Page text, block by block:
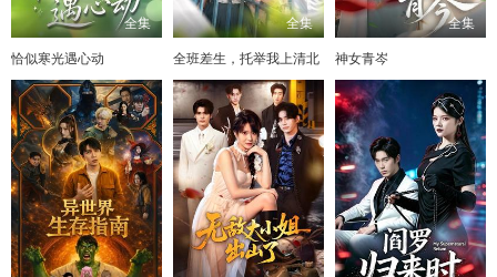
全集
恰似寒光遇心动
全集
全班差生，托举我上清北
全集
神女青岑